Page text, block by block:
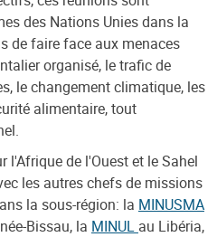
des Nations Unies dans la
de faire face aux menaces
organisé, le trafic de
le changement climatique, les
alimentaire, tout
l'Afrique de l'Ouest et le Sahel
les autres chefs de missions
la sous-région: la MINUSMA
Bissau, la MINUL au Libéria,